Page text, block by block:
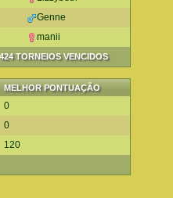
TORNEIOS VENCIDOS
Genne
manii
MELHOR PONTUAÇÃO
0
0
120